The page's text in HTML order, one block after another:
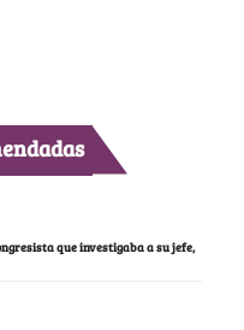
que investigaba a su jefe,